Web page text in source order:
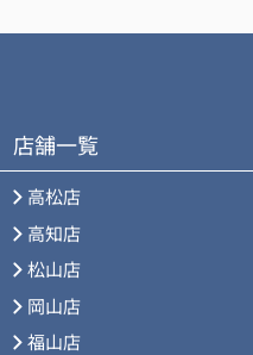
店舗一覧
高松店
高知店
松山店
岡山店
福山店